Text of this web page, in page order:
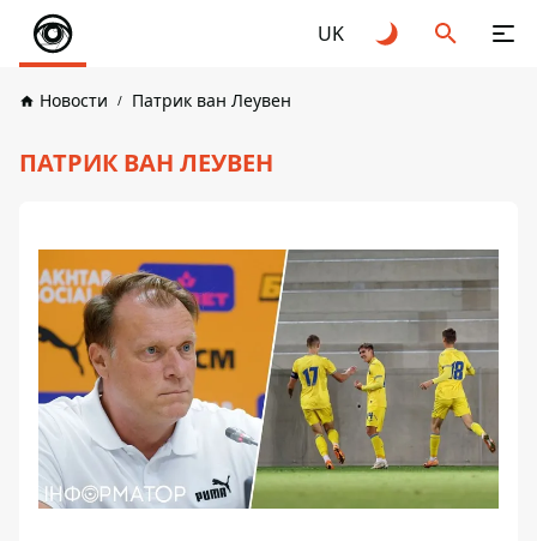
UK
Новости Патрик ван Леувен
ПАТРИК ВАН ЛЕУВЕН